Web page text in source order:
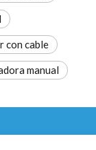
con cable
manual